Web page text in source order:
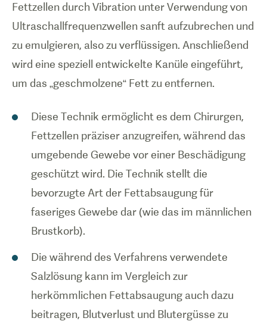
Fettzellen durch Vibration unter Verwendung von
Ultraschallfrequenzwellen sanft aufzubrechen und
zu emulgieren, also zu verflüssigen. Anschließend
wird eine speziell entwickelte Kanüle eingeführt,
um das „geschmolzene“ Fett zu entfernen.
Diese Technik ermöglicht es dem Chirurgen,
Fettzellen präziser anzugreifen, während das
umgebende Gewebe vor einer Beschädigung
geschützt wird. Die Technik stellt die
bevorzugte Art der Fettabsaugung für
faseriges Gewebe dar (wie das im männlichen
Brustkorb).
Die während des Verfahrens verwendete
Salzlösung kann im Vergleich zur
herkömmlichen Fettabsaugung auch dazu
beitragen, Blutverlust und Blutergüsse zu